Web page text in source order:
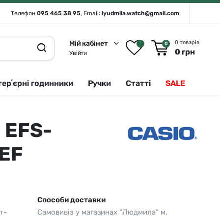
Телефон095 465 38 95, Email: lyudmila.watch@gmail.com
Мій кабінет
Увійти
0 0 товарів
0 грн
Seiko (інтерʼєрні годинники)
Sergio Tacchini
Зелений
Синій
годинники Ручки Статті SALE
Способи доставки
Самовивіз у магазинах “Людмила” м.